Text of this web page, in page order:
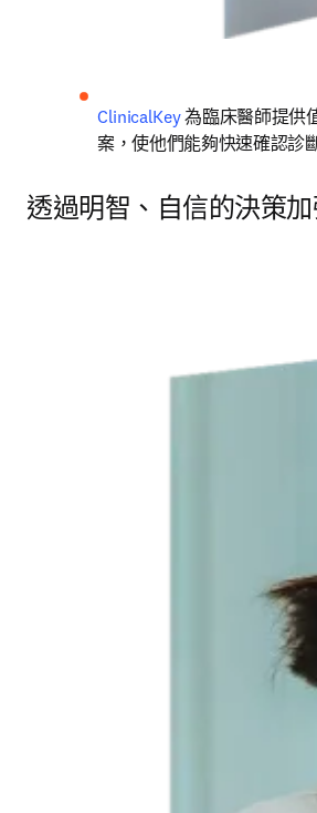
ClinicalKey為臨床醫師提供
案，使他們能夠快速確認診
透過明智、自信的決策